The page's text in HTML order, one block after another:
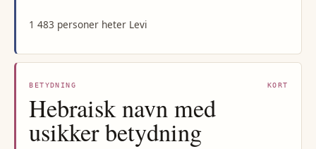
1 483 personer heter Levi
BETYDNING KORT
Hebraisk navn med
usikker betydning